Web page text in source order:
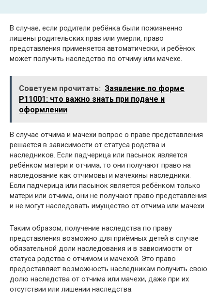
В случае, если родители ребёнка были пожизненно
лишены родительских прав или умерли, право
представления применяется автоматически, и ребёнок
может получить наследство по отчиму или мачехе.
Советуем прочитать: Заявление по форме
Р11001: что важно знать при подаче и
оформлении
В случае отчима и мачехи вопрос о праве представления
решается в зависимости от статуса родства и
наследников. Если падчерица или пасынок является
ребёнком матери и отчима, то они получают право на
наследование как отчимовы и мачехины наследники.
Если падчерица или пасынок является ребёнком только
матери или отчима, они не получают право представления
и не могут наследовать имущество от отчима или мачехи.
Таким образом, получение наследства по праву
представления возможно для приёмных детей в случае
обязательной доли наследования и в зависимости от
статуса родства с отчимом и мачехой. Это право
предоставляет возможность наследникам получить свою
долю наследства от отчима или мачехи, даже при их
отсутствии или лишении наследства.